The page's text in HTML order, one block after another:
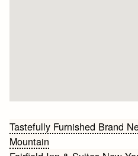
Bericht
navigatie
Tastefully Furnished Brand
Mountain